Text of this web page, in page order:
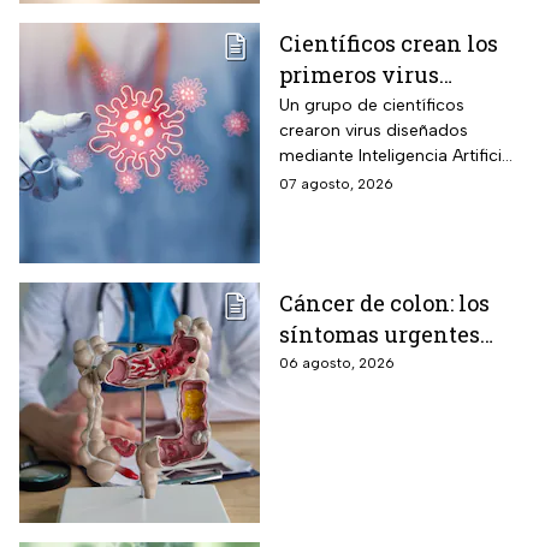
Científicos crean los
primeros virus
diseñados por la IA,
¿son peligrosos para
los humanos?
Un grupo de científicos
crearon virus diseñados
mediante Inteligencia Artificial
pero se han encendido las
07 agosto, 2026
Cáncer de colon: los
síntomas urgentes
que te advierten que
06 agosto, 2026